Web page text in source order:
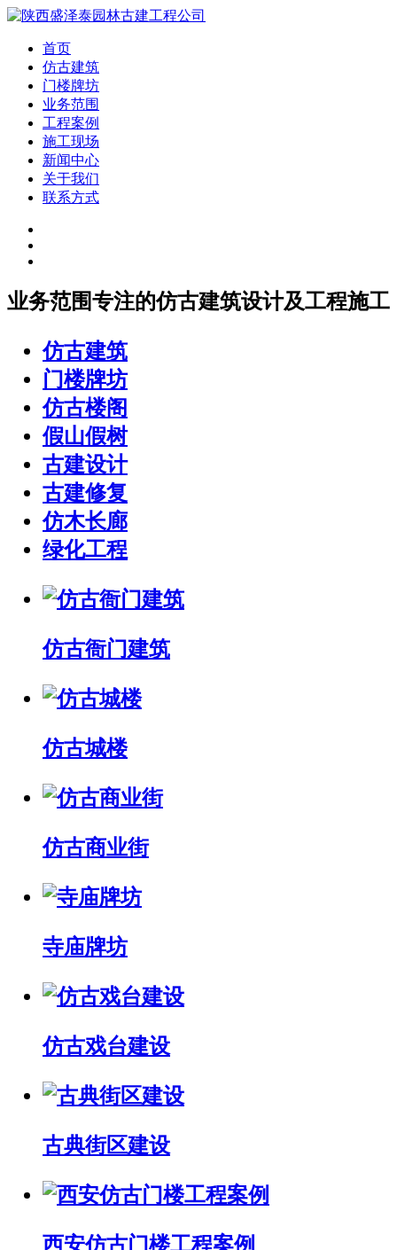
首页
仿古建筑
门楼牌坊
业务范围
工程案例
施工现场
新闻中心
关于我们
联系方式
业务范围专注的仿古建筑设计及工程施工
仿古建筑
门楼牌坊
仿古楼阁
假山假树
古建设计
古建修复
仿木长廊
绿化工程
仿古衙门建筑
仿古城楼
仿古商业街
寺庙牌坊
仿古戏台建设
古典街区建设
西安仿古门楼工程案例